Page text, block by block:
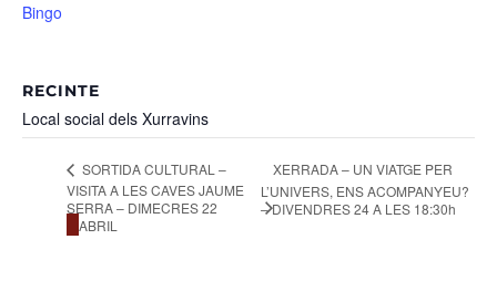
Bingo
RECINTE
Local social dels Xurravins
SORTIDA CULTURAL –
VISITA A LES CAVES JAUME
SERRA – DIMECRES 22
D’ABRIL
XERRADA – UN VIATGE PER
L’UNIVERS, ENS ACOMPANYEU?
– DIVENDRES 24 A LES 18:30h